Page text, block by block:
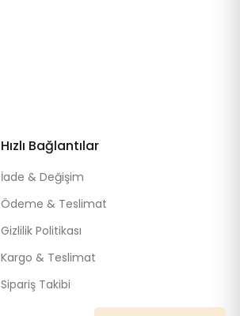
Hızlı Bağlantılar
İade & Değişim
Ödeme & Teslimat
Gizlilik Politikası
Kargo & Teslimat
Sipariş Takibi